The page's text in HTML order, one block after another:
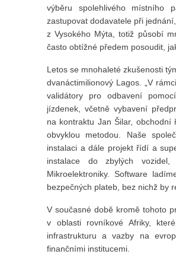
výběru spolehlivého místního
zastupovat dodavatele při
z Vysokého Mýta, totiž působí
často obtížné předem posoudit,
Letos se mnohaleté zkušenosti
dvanáctimilionový Lagos. „V
validátory pro odbavení
jízdenek, včetně vybavení
na kontraktu Jan Šilar, obchodní
obvyklou metodou. Naše
instalaci a dále projekt řídí a
instalace do zbylých
Mikroelektroniky. Software
bezpečných plateb, bez nichž by
V současné době kromě tohoto
v oblasti rovníkové Afriky,
infrastrukturu a vazby na
finančními institucemi.